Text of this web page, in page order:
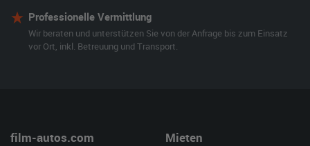
Professionelle Vermittlung
Wir beraten und unterstützen Sie von der Anfrage bis zum Einsatz
vor Ort, inkl. Betreuung und Transport.
film-autos.com Mieten